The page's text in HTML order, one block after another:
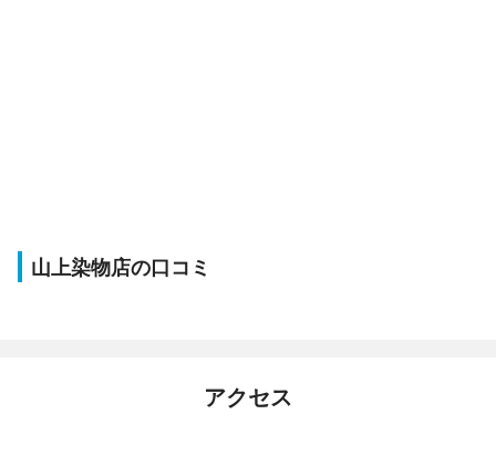
山上染物店の口コミ
アクセス